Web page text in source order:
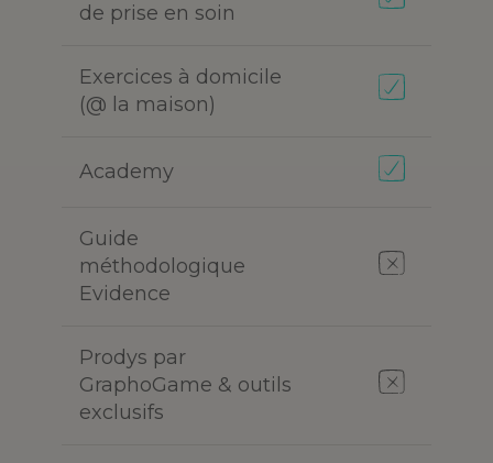
de prise en soin
Exercices à domicile
(@ la maison)
Academy
Guide
méthodologique
Evidence
Prodys par
GraphoGame & outils
exclusifs